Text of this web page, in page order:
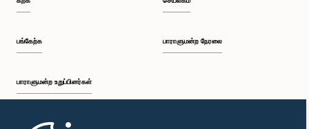
பங்கேற்க
பாராளுமன்ற உறுப்பினர்கள்
முதற்பக்கம்
பாராளுமன்ற நேரலை